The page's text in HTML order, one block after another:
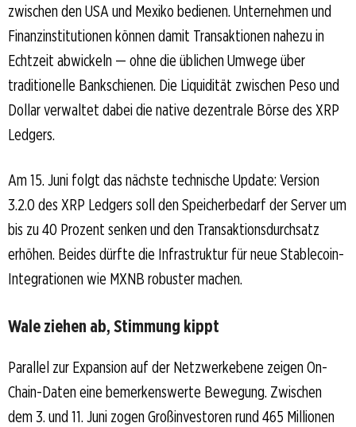
zwischen den USA und Mexiko bedienen. Unternehmen und
Finanzinstitutionen können damit Transaktionen nahezu in
Echtzeit abwickeln — ohne die üblichen Umwege über
traditionelle Bankschienen. Die Liquidität zwischen Peso und
Dollar verwaltet dabei die native dezentrale Börse des XRP
Ledgers.
Am 15. Juni folgt das nächste technische Update: Version
3.2.0 des XRP Ledgers soll den Speicherbedarf der Server um
bis zu 40 Prozent senken und den Transaktionsdurchsatz
erhöhen. Beides dürfte die Infrastruktur für neue Stablecoin-
Integrationen wie MXNB robuster machen.
Wale ziehen ab, Stimmung kippt
Parallel zur Expansion auf der Netzwerkebene zeigen On-
Chain-Daten eine bemerkenswerte Bewegung. Zwischen
dem 3. und 11. Juni zogen Großinvestoren rund 465 Millionen